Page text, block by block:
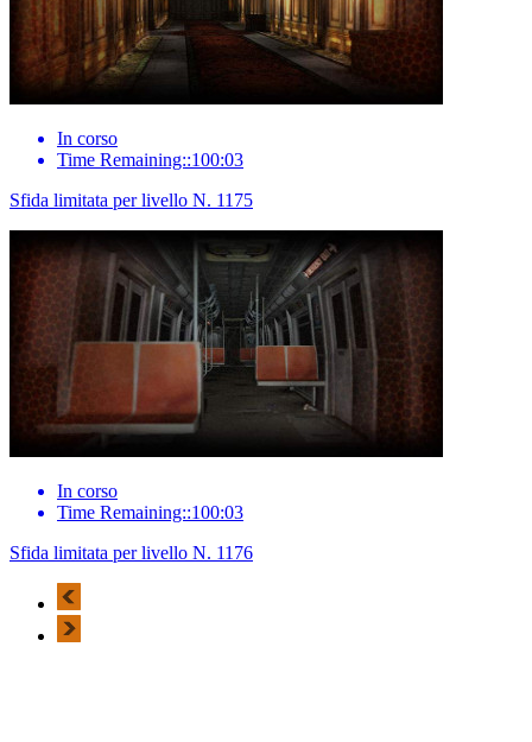
In corso
Time Remaining::100:03
Sfida limitata per livello N. 1175
In corso
Time Remaining::100:03
Sfida limitata per livello N. 1176